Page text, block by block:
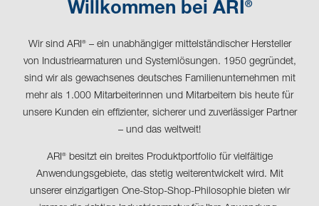
Willkommen bei ARI®
Wir sind ARI®– ein unabhängiger mittelständischer Hersteller
von Industriearmaturen und Systemlösungen. 1950 gegründet,
sind wir als gewachsenes deutsches Familienunternehmen mit
mehr als 1.000 Mitarbeiterinnen und Mitarbeitern bis heute für
unsere Kunden ein effizienter, sicherer und zuverlässiger Partner
– und das weltweit!
ARI®besitzt ein breites Produktportfolio für vielfältige
Anwendungsgebiete, das stetig weiterentwickelt wird. Mit
unserer einzigartigen One-Stop-Shop-Philosophie bieten wir